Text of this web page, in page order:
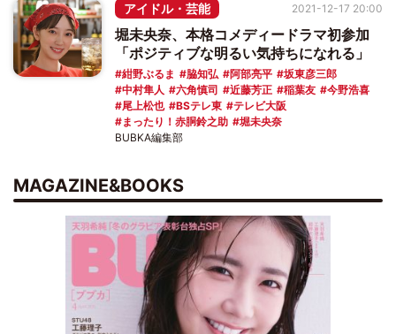
アイドル・芸能
堀未央奈、本格コメディードラマ初参加
「ポジティブな明るい気持ちになれる」
紺野ぶるま 脇知弘 阿部亮平
坂東彦三郎
中村隼人
六角慎司 近藤芳正 稲葉友
今野浩喜
尾上松也
BSテレ東
テレビ大阪
まったり！赤胴鈴之助
堀未央奈
2021-12-17 20:00
BUBKA編集部
MAGAZINE&BOOKS